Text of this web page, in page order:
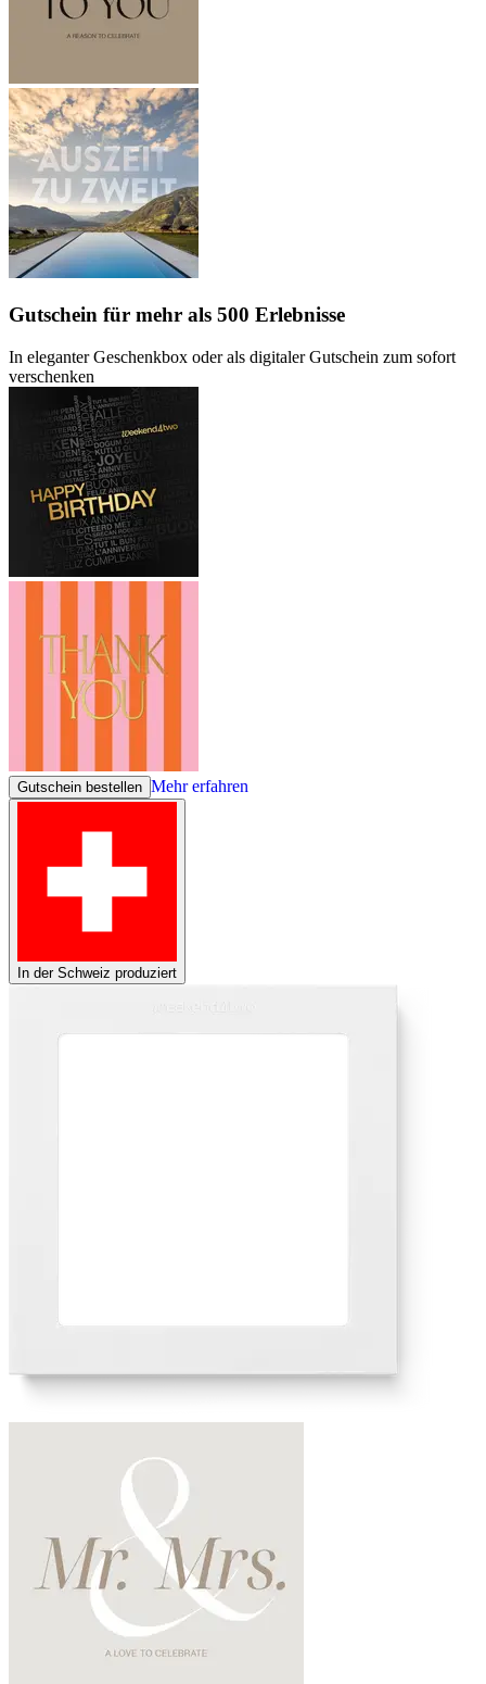
Gutschein für mehr als 500 Erlebnisse
In eleganter Geschenkbox oder als digitaler Gutschein zum sofort
verschenken
Gutschein bestellen Mehr erfahren
In der Schweiz produziert